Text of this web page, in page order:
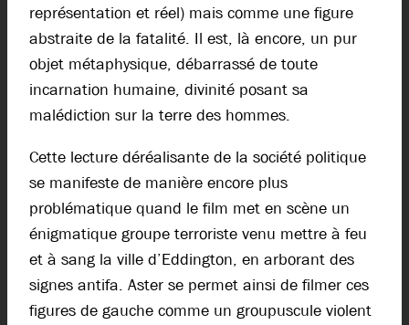
représentation et réel) mais comme une figure
abstraite de la fatalité. Il est, là encore, un pur
objet métaphysique, débarrassé de toute
incarnation humaine, divinité posant sa
malédiction sur la terre des hommes.
Cette lecture déréalisante de la société politique
se manifeste de manière encore plus
problématique quand le film met en scène un
énigmatique groupe terroriste venu mettre à feu
et à sang la ville d’Eddington, en arborant des
signes antifa. Aster se permet ainsi de filmer ces
figures de gauche comme un groupuscule violent